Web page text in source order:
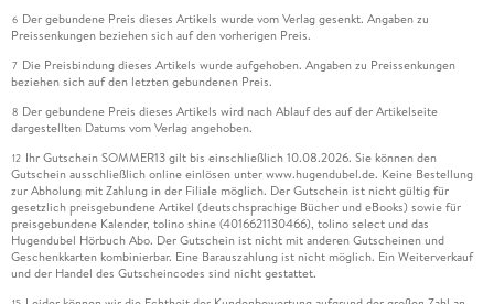
6 Der gebundene Preis dieses Artikels wurde vom Verlag gesenkt. Angaben zu
Preissenkungen beziehen sich auf den vorherigen Preis.
7 Die Preisbindung dieses Artikels wurde aufgehoben. Angaben zu Preissenkungen
beziehen sich auf den letzten gebundenen Preis.
8 Der gebundene Preis dieses Artikels wird nach Ablauf des auf der Artikelseite
dargestellten Datums vom Verlag angehoben.
12 Ihr Gutschein SOMMER13 gilt bis einschließlich 10.08.2026. Sie können den
Gutschein ausschließlich online einlösen unter www.hugendubel.de. Keine Bestellung
zur Abholung mit Zahlung in der Filiale möglich. Der Gutschein ist nicht gültig für
gesetzlich preisgebundene Artikel (deutschsprachige Bücher und eBooks) sowie für
preisgebundene Kalender, tolino shine (4016621130466), tolino select und das
Hugendubel Hörbuch Abo. Der Gutschein ist nicht mit anderen Gutscheinen und
Geschenkkarten kombinierbar. Eine Barauszahlung ist nicht möglich. Ein Weiterverkauf
und der Handel des Gutscheincodes sind nicht gestattet.